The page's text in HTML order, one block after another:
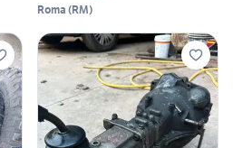
Roma (RM)